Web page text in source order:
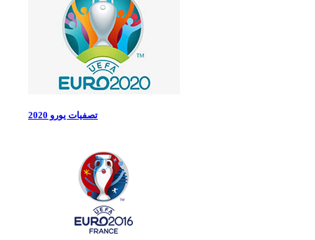
تصفيات يورو 2020